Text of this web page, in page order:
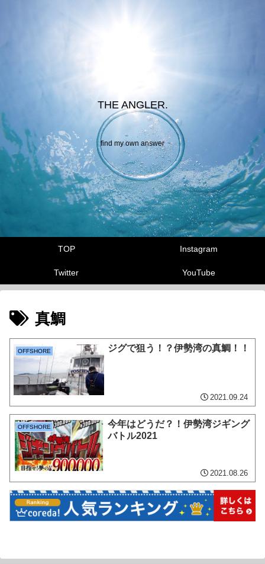
THE ANGLER.
find my own answer
TOP Instagram
Twitter YouTube
真鯛
OFFSHORE ジグで狙う！？伊勢湾の真鯛！！
2021.09.24
OFFSHORE
今年はどうだ？！伊勢湾ジギング
バトル2021
2021.08.26